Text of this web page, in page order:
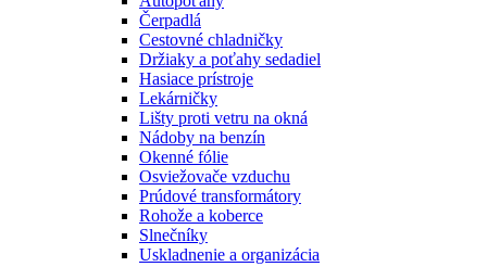
Čerpadlá
Cestovné chladničky
Držiaky a poťahy sedadiel
Hasiace prístroje
Lekárničky
Lišty proti vetru na okná
Nádoby na benzín
Okenné fólie
Osviežovače vzduchu
Prúdové transformátory
Rohože a koberce
Slnečníky
Uskladnenie a organizácia